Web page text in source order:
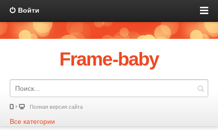
Войти
Frame-baby
Полная версия сайта
Все категории